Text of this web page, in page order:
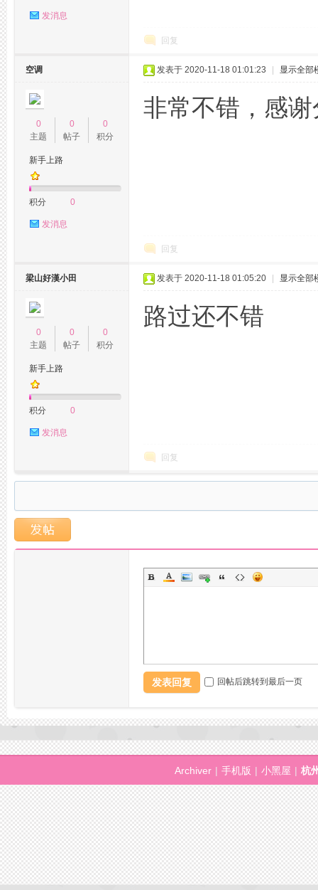
阁
发消息
回复
空调
0
主题
0
帖子
0
积分
新手上路
积分 0
发消息
发表于 2020-11-18 01:01:23 显示全部
非常不错，感
回复
梁山好漢小田
0
主题
0
帖子
0
积分
新手上路
积分 0
发消息
发表于 2020-11-18 01:05:20 显示全部
路过还不错
回复
发表回复 回帖后跳转到最后一页
Archiver | 手机版 | 小黑屋 | 杭